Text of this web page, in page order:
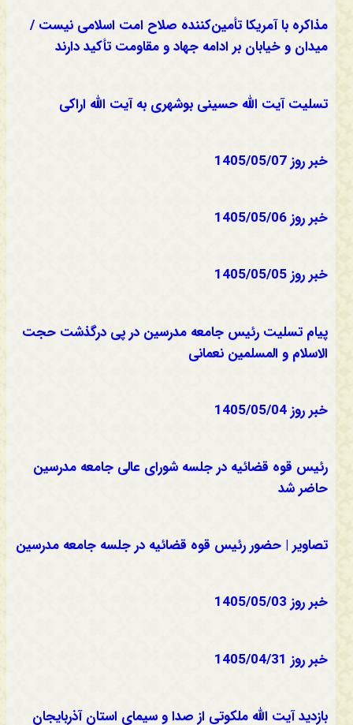
مذاکره با آمریکا تأمین‌کننده صلاح امت اسلامی نیست /
میدان و خیابان بر ادامه جهاد و مقاومت تأکید دارند
تسلیت آیت الله حسینی بوشهری به آیت الله اراکی
خبر روز 1405/05/07
خبر روز 1405/05/06
خبر روز 1405/05/05
پیام تسلیت رئیس جامعه مدرسین در پی درگذشت حجت
الاسلام و المسلمین نعمانی
خبر روز 1405/05/04
رئیس قوه قضائیه در جلسه شورای عالی جامعه مدرسین
حاضر شد
تصاویر | حضور رئیس قوه قضائیه در جلسه جامعه مدرسین
خبر روز 1405/05/03
خبر روز 1405/04/31
بازدید آیت الله ملکوتی از صدا و سیمای استان آذربایجان